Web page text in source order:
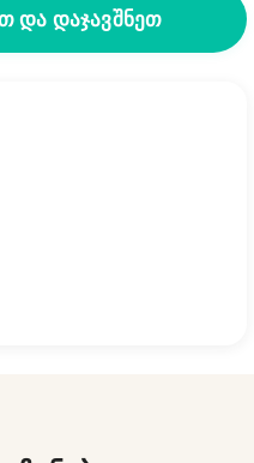
ᲓᲐ ᲓᲐᲯᲐᲕᲨᲜᲔᲗ